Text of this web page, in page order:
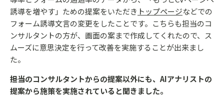
誘導を増やす」ための提案をいただき トップページなどでの
フォーム誘導文言の変更をしたことです。こちらも担当のコ
ンサルタントの方が、画面の案まで作成してくれたので、ス
ムーズに意思決定を行って改善を実施することが出来まし
た。
――担当のコンサルタントからの提案以外にも、AIアナリストの
提案から施策を実施されていると聞きました。